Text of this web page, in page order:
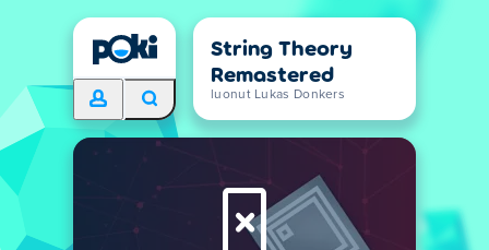
String Theory
Remastered
luonut Lukas Donkers